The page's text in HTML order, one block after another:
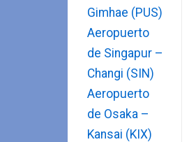
Gimhae (PUS)
Aeropuerto
de Singapur –
Changi (SIN)
Aeropuerto
de Osaka –
Kansai (KIX)